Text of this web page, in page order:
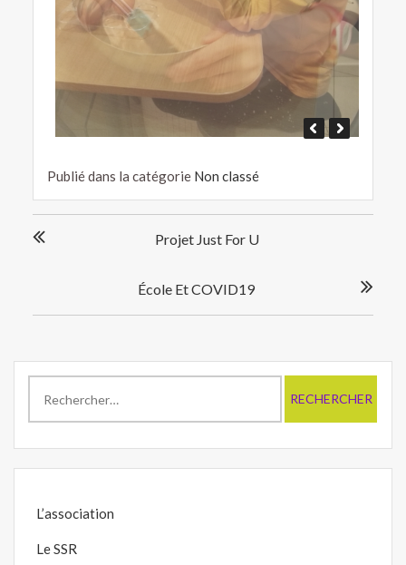
Publié dans la catégorie Non classé
Navigation
Projet Just For U
École Et COVID19
Rechercher :
L’association
Le SSR